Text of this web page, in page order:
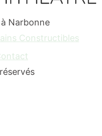
Narbonne
Constructibles